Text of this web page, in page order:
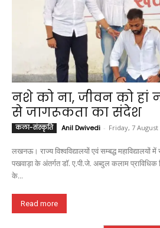
नशे को ना, जीवन को हां
से जागरूकता का संदेश
कला-संस्कृति Anil Dwivedi - Friday, 7 August
लखनऊ। राज्य विश्वविद्यालयों एवं सम्बद्ध महाविद्यालयों
पखवाड़ा के अंतर्गत डॉ. ए.पी.जे. अब्दुल कलाम
के...
Read more